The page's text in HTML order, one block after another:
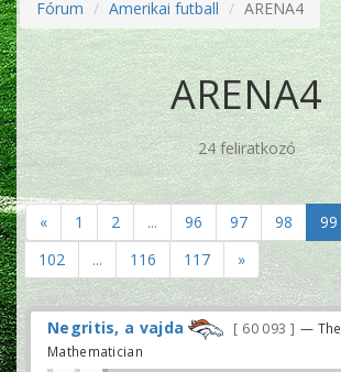
Fórum Amerikai futball ARENA4
ARENA4
24 feliratkozó
« 1 2 ... 96 97 98 99
102
... 116 117 »
Negritis, a vajda 60 093
— The
Mathematician